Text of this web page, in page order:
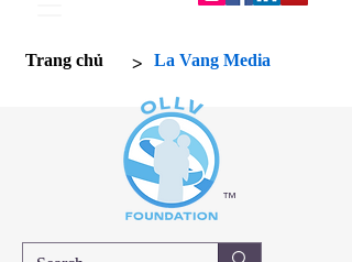
Trang chủ > La Vang Media
™